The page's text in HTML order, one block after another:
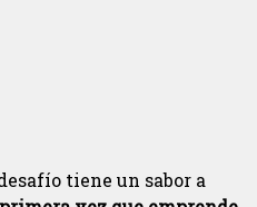
tiene un sabor a